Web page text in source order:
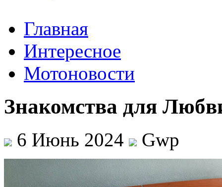
Главная
Интересное
Мотоновости
Знакомства для
6 Июнь 2024 Gwp